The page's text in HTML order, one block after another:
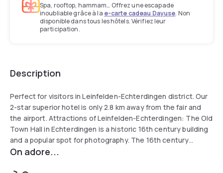
Spa, rooftop, hammam… Offrez une escapade
inoubliable grâce à la e-carte cadeau Dayuse. Non
disponible dans tous les hôtels. Vérifiez leur
participation.
Description
Perfect for visitors in Leinfelden-Echterdingen district. Our
2-star superior hotel is only 2.8 km away from the fair and
the airport. Attractions of Leinfelden-Echterdingen: The Old
Town Hall in Echterdingen is a historic 16th century building
and a popular spot for photography. The 16th century
Filseck Castle is an imposing water castle. The Schönbuch
On adore...